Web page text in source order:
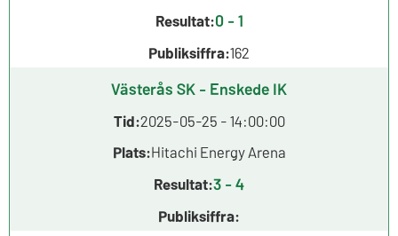
Resultat:0 - 1
Publiksiffra:162
Västerås SK - Enskede IK
Tid:2025-05-25 - 14:00:00
Plats:Hitachi Energy Arena
Resultat:3 - 4
Publiksiffra: